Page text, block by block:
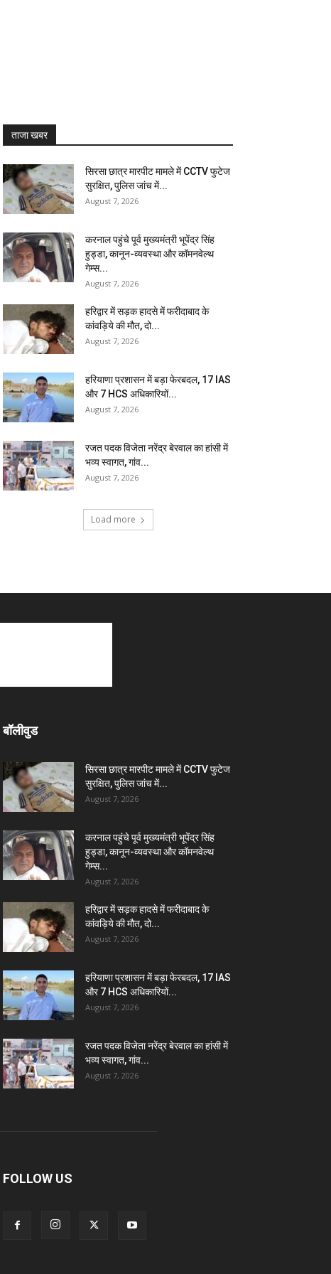
ताजा खबर
सिरसा छात्र मारपीट मामले में CCTV फुटेज
सुरक्षित, पुलिस जांच में...
August 7, 2026
करनाल पहुंचे पूर्व मुख्यमंत्री भूपेंद्र सिंह
हुड्डा, कानून-व्यवस्था और कॉमनवेल्थ
गेम्स...
August 7, 2026
हरिद्वार में सड़क हादसे में फरीदाबाद के
कांवड़िये की मौत, दो...
August 7, 2026
हरियाणा प्रशासन में बड़ा फेरबदल, 17 IAS
और 7 HCS अधिकारियों...
August 7, 2026
रजत पदक विजेता नरेंद्र बेरवाल का हांसी में
भव्य स्वागत, गांव...
August 7, 2026
Load more
बॉलीवुड
सिरसा छात्र मारपीट मामले में CCTV फुटेज
सुरक्षित, पुलिस जांच में...
August 7, 2026
करनाल पहुंचे पूर्व मुख्यमंत्री भूपेंद्र सिंह
हुड्डा, कानून-व्यवस्था और कॉमनवेल्थ
गेम्स...
August 7, 2026
हरिद्वार में सड़क हादसे में फरीदाबाद के
कांवड़िये की मौत, दो...
August 7, 2026
हरियाणा प्रशासन में बड़ा फेरबदल, 17 IAS
और 7 HCS अधिकारियों...
August 7, 2026
रजत पदक विजेता नरेंद्र बेरवाल का हांसी में
भव्य स्वागत, गांव...
August 7, 2026
FOLLOW US